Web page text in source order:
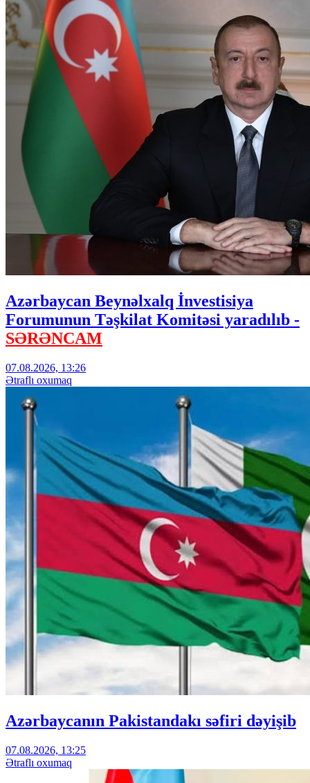
Azərbaycan Beynəlxalq İnvestisiya
Forumunun Təşkilat Komitəsi yaradılıb -
SƏRƏNCAM
07.08.2026, 13:26
Ətraflı oxumaq
Azərbaycanın Pakistandakı səfiri dəyişib
07.08.2026, 13:25
Ətraflı oxumaq